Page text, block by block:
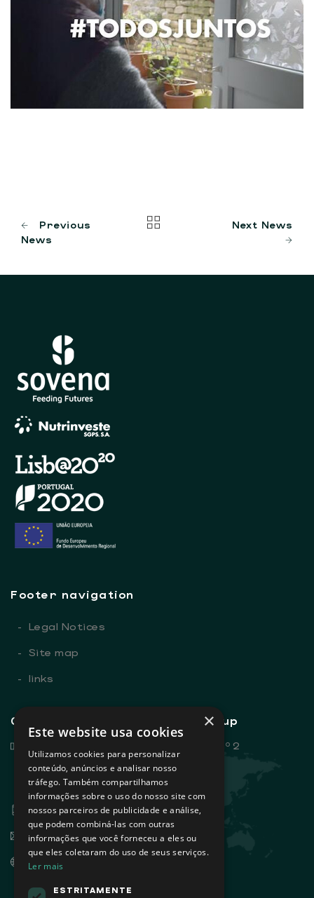
Previous
News
Next News
Footer navigation
- Legal Notices
- Site map
- links
General contacts - Sovena Group
Rua Dr. António Loureiro Borges, nº 2
Edifício Arquiparque 2, 3º andar
1495-131 Algés - Portugal
+351 21 412 93 00
info@sovena.pt
www.sovenagroup.com
×
Este website usa cookies
Utilizamos cookies para personalizar
conteúdo, anúncios e analisar nosso
tráfego. Também compartilhamos
informações sobre o uso do nosso site com
nossos parceiros de publicidade e análise,
que podem combiná-las com outras
informações que você forneceu a eles ou
que eles coletaram do uso de seus serviços.
Ler mais
ESTRITAMENTE